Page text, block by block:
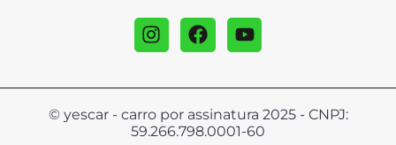
© yescar - carro por assinatura 2025 - CNPJ:
59.266.798.0001-60